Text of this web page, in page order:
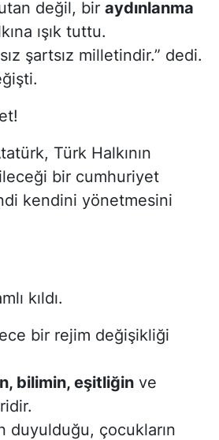
değil, bir aydınlanma
ışık tuttu.
şartsız milletindir.” dedi.
Türk Halkının
bir cumhuriyet
kendini yönetmesini
kıldı.
bir rejim değişikliği
bilimin, eşitliğinve
duyulduğu, çocukların